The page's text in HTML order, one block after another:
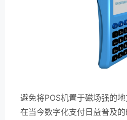
避免将POS机置于磁场强的
在当今数字化支付日益普及